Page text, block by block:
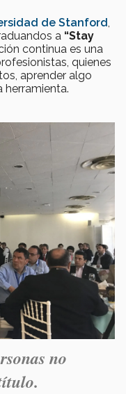
de Stanford
a “Stay
continua es una
quienes
aprender algo
herramienta.
no